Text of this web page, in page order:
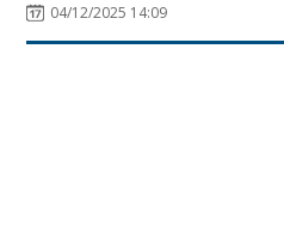
04/12/2025 14:09